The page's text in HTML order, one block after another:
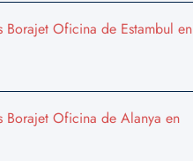
Borajet Oficina de Estambul en
Borajet Oficina de Alanya en